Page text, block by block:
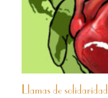
Llamas de solidaridad